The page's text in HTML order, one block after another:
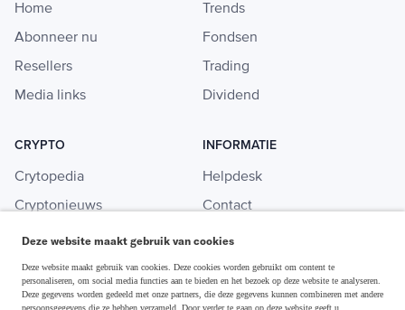
Home
Abonneer nu
Resellers
Media links
Trends
Fondsen
Trading
Dividend
CRYPTO
Crytopedia
Cryptonieuws
Crypto koopgids
Investeren in crypto
INFORMATIE
Helpdesk
Contact
Adverteren
Deze website maakt gebruik van cookies
Deze website maakt gebruik van cookies. Deze cookies worden gebruikt om content te
personaliseren, om social media functies aan te bieden en het bezoek op deze website te analyseren.
Deze gegevens worden gedeeld met onze partners, die deze gegevens kunnen combineren met andere
persoonsgegevens die ze hebben verzameld. Door verder te gaan op deze website geeft u